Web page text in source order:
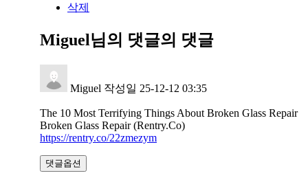
삭제
Miguel님의 댓글의 댓글
Miguel 작성일 25-12-12 03:35
The 10 Most Terrifying Things About Broken Glass Repair
Broken Glass Repair (Rentry.Co)
https://rentry.co/22zmezym
댓글옵션